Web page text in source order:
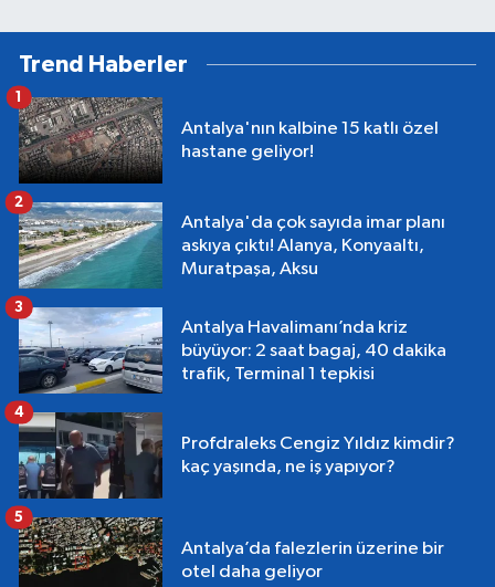
Trend Haberler
Antalya'nın kalbine 15 katlı özel
hastane geliyor!
1
Antalya'da çok sayıda imar planı
askıya çıktı! Alanya, Konyaaltı,
Muratpaşa, Aksu
2
Antalya Havalimanı’nda kriz
büyüyor: 2 saat bagaj, 40 dakika
trafik, Terminal 1 tepkisi
3
Profdraleks Cengiz Yıldız kimdir?
kaç yaşında, ne iş yapıyor?
4
Antalya’da falezlerin üzerine bir
otel daha geliyor
5